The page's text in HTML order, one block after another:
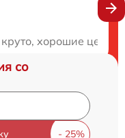
хорошие цены
со